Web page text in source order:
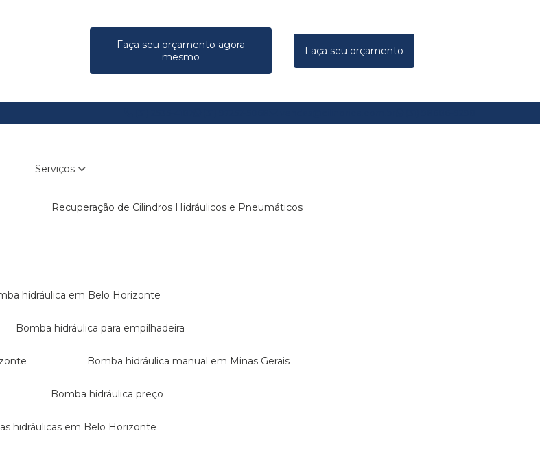
Faça seu orçamento agora
mesmo
Faça seu orçamento
Serviços
Recuperação de Cilindros Hidráulicos e Pneumáticos
hidráulica em Belo Horizonte
Bomba hidráulica para empilhadeira
Bomba hidráulica manual em Minas Gerais
Bomba hidráulica preço
hidráulicas em Belo Horizonte